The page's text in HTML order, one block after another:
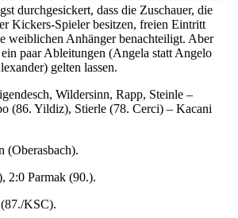
durchgesickert, dass die Zuschauer, die
Kickers-Spieler besitzen, freien Eintritt
weiblichen Anhänger benachteiligt. Aber
paar Ableitungen (Angela statt Angelo
gelten lassen.
Wildersinn, Rapp, Steinle –
(86. Yildiz), Stierle (78. Cerci) – Kacani
(Oberasbach).
2:0 Parmak (90.).
KSC).